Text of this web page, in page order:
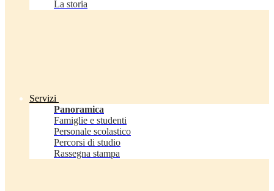
La storia
Servizi
Panoramica
Famiglie e studenti
Personale scolastico
Percorsi di studio
Rassegna stampa